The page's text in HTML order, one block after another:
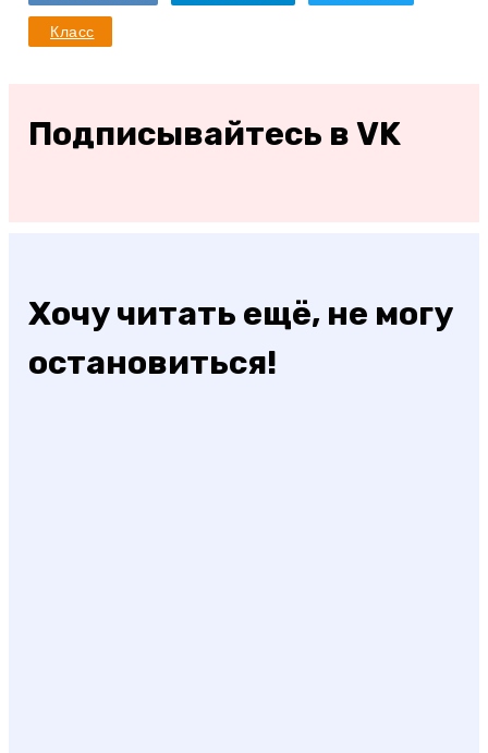
Класс
Подписывайтесь в VK
Хочу читать ещё, не могу
остановиться!